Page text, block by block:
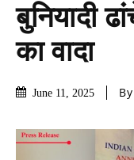
बुनियादी
का वादा
June 11, 2025 By